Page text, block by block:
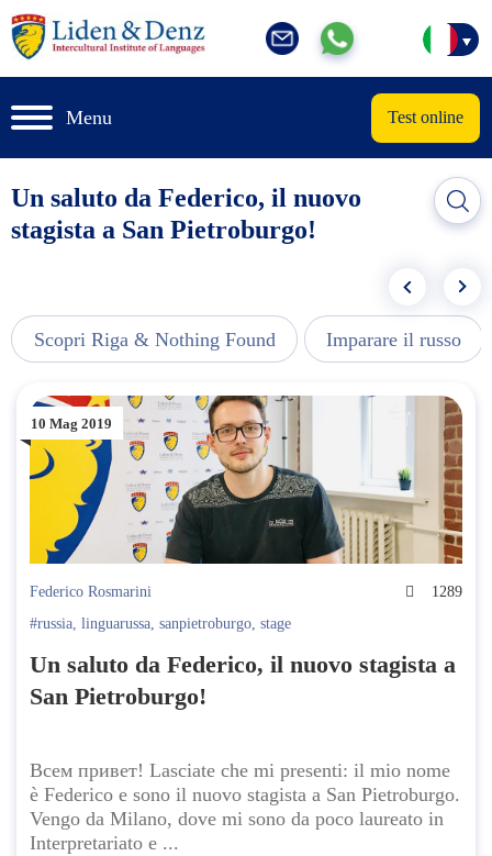
Menu Test online
Un saluto da Federico, il nuovo
stagista a San Pietroburgo!
Scopri Riga & Nothing Found Imparare il russo
10 Mag 2019
Federico Rosmarini
1289
#russia, linguarussa, sanpietroburgo, stage
Un saluto da Federico, il nuovo stagista a
San Pietroburgo!
Всем привет! Lasciate che mi presenti: il mio nome
è Federico e sono il nuovo stagista a San Pietroburgo.
Vengo da Milano, dove mi sono da poco laureato in
Interpretariato e ...